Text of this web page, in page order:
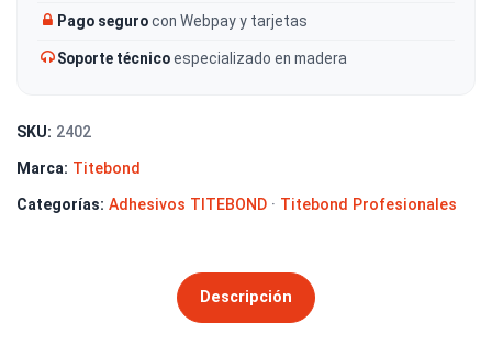
Pago segurocon Webpay y tarjetas
Soporte técnicoespecializado en madera
SKU: 2402
Marca: Titebond
Categorías: Adhesivos TITEBOND · Titebond Profesionales
Descripción